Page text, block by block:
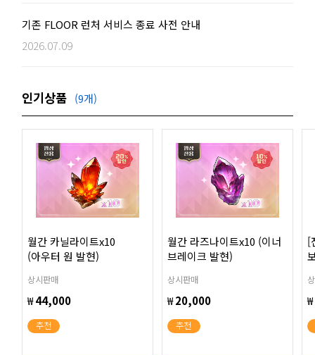
기존 FLOOR 런처 서비스 종료 사전 안내
2026.07.09
인기상품 (9개)
월간 카닐라이트x10
(아우터 원 발현)
상시판매
₩44,000
추천
월간 라즈나이트x10 (이너
브레이크 발현)
상시판매
₩20,000
추천
[
₩